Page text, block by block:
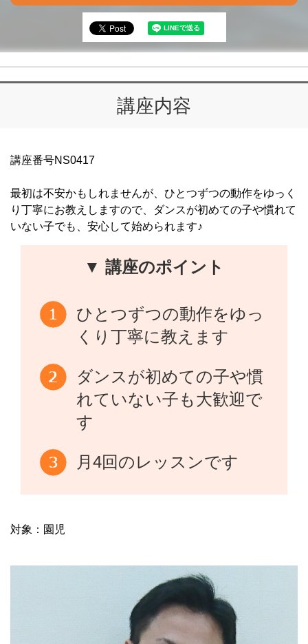
講座内容
講座番号NS0417
最初は不安かもしれませんが、ひとつずつの動作をゆっく
り丁寧にお教えしますので、ダンスが初めての子や慣れて
いない子でも、安心して始められます♪
▼ 講座のポイント
ひとつずつの動作をゆっ
くり丁寧に教えます
ダンスが初めての子や慣
れていない子も大歓迎で
す
月4回のレッスンです
対象：園児